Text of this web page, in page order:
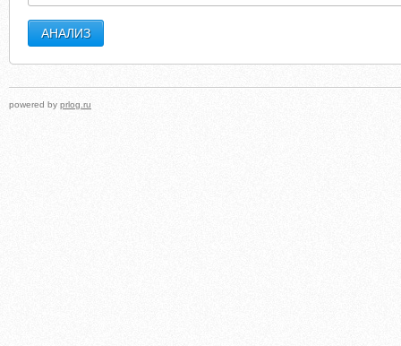
powered by prlog.ru